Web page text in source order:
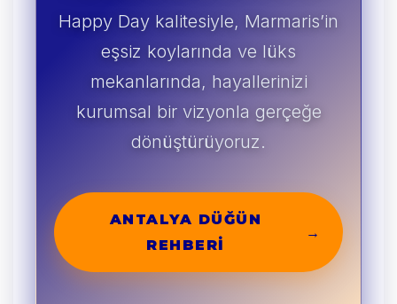
Happy Day kalitesiyle, Marmaris’in
eşsiz koylarında ve lüks
mekanlarında, hayallerinizi
kurumsal bir vizyonla gerçeğe
dönüştürüyoruz.
ANTALYA DÜĞÜN
REHBERI
→